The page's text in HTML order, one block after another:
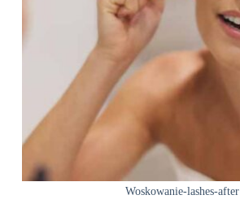
Woskowanie-lashes-after